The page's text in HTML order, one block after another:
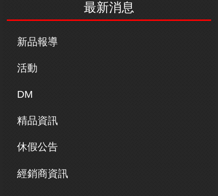
最新消息
新品報導
活動
DM
精品資訊
休假公告
經銷商資訊